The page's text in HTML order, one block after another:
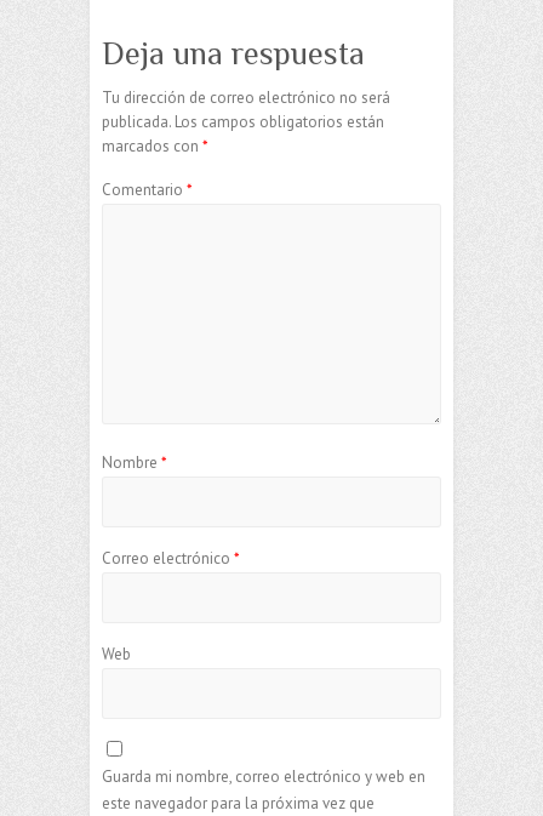
Deja una respuesta
Tu dirección de correo electrónico no será
publicada. Los campos obligatorios están
marcados con *
Comentario *
Nombre *
Correo electrónico *
Web
Guarda mi nombre, correo electrónico y web en
este navegador para la próxima vez que